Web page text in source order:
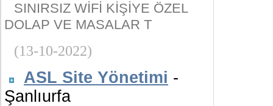
SINIRSIZ WİFİ KİŞİYE ÖZEL
DOLAP VE MASALAR T
(13-10-2022)
ASL Site Yönetimi -
Şanlıurfa